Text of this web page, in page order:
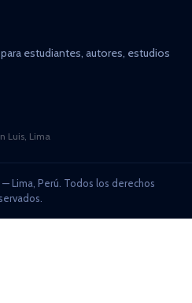
estudiantes, autores, estudios
Luis, Lima
Lima, Perú. Todos los derechos